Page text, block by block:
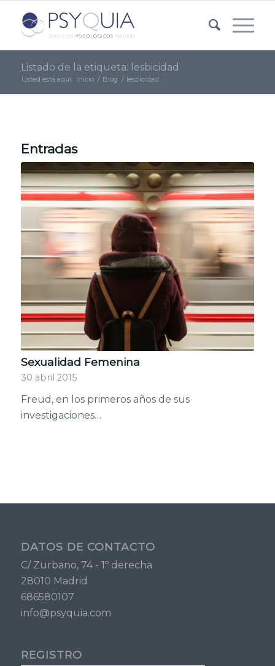
Listado de la etiqueta: lesbicidad
Usted está aquí: Inicio / Blog / lesbicidad
Entradas
Sexualidad Femenina
30 abril 2015
Freud, en los primeros años de sus
investigaciones…
DATOS DE CONTACTO
C/ Zurbano, 74 - 1º derecha
28010 Madrid
686580107
info@psyquia.com
REGISTRO